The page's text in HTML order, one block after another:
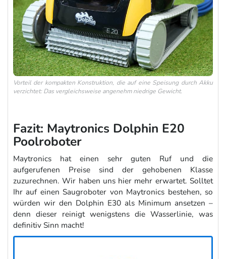
Vorteil der kompakten Konstruktion, die auf eine Speisung durch Akku
verzichtet: Das vergleichsweise angenehm niedrige Gewicht.
Fazit: Maytronics Dolphin E20
Poolroboter
Maytronics hat einen sehr guten Ruf und die
aufgerufenen Preise sind der gehobenen Klasse
zuzurechnen. Wir haben uns hier mehr erwartet. Solltet
Ihr auf einen Saugroboter von Maytronics bestehen, so
würden wir den Dolphin E30 als Minimum ansetzen –
denn dieser reinigt wenigstens die Wasserlinie, was
definitiv Sinn macht!